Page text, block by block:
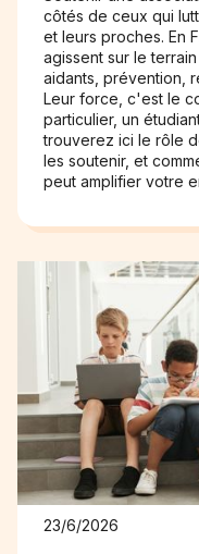
côtés de ceux qui
et leurs proches. En
agissent sur le
aidants, prévention,
Leur force, c'est le
particulier, un
trouverez ici le rôle
les soutenir, et
peut amplifier votre
23/6/2026